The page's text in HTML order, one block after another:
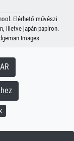
Elérhető művészi
illetve japán papíron.
Images